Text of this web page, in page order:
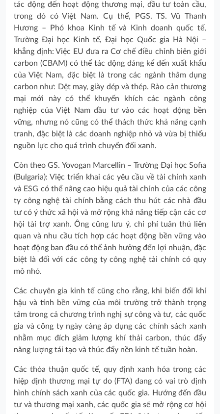
tác động đến hoạt động thương mại, đầu tư toàn cầu,
trong đó có Việt Nam. Cụ thể, PGS. TS. Vũ Thanh
Hương – Phó khoa Kinh tế và Kinh doanh quốc tế,
Trường Đại học Kinh tế, Đại học Quốc gia Hà Nội –
khẳng định: Việc EU đưa ra Cơ chế điều chỉnh biên giới
carbon (CBAM) có thể tác động đáng kể đến xuất khẩu
của Việt Nam, đặc biệt là trong các ngành thâm dụng
carbon như: Dệt may, giày dép và thép. Rào cản thương
mại mới này có thể khuyến khích các ngành công
nghiệp của Việt Nam đầu tư vào các hoạt động bền
vững, nhưng nó cũng có thể thách thức khả năng cạnh
tranh, đặc biệt là các doanh nghiệp nhỏ và vừa bị thiếu
nguồn lực cho quá trình chuyển đổi xanh.
Còn theo GS. Yovogan Marcellin – Trường Đại học Sofia
(Bulgaria): Việc triển khai các yêu cầu về tài chính xanh
và ESG có thể nâng cao hiệu quả tài chính của các công
ty công nghệ tài chính bằng cách thu hút các nhà đầu
tư có ý thức xã hội và mở rộng khả năng tiếp cận các cơ
hội tài trợ xanh. Ông cũng lưu ý, chi phí tuân thủ liên
quan và nhu cầu tích hợp các hoạt động bền vững vào
hoạt động ban đầu có thể ảnh hưởng đến lợi nhuận, đặc
biệt là đối với các công ty công nghệ tài chính có quy
mô nhỏ.
Các chuyên gia kinh tế cũng cho rằng, khi biến đổi khí
hậu và tính bền vững của môi trường trở thành trọng
tâm trong cả chương trình nghị sự công và tư, các quốc
gia và công ty ngày càng áp dụng các chính sách xanh
nhằm mục đích giảm lượng khí thải carbon, thúc đẩy
năng lượng tái tạo và thúc đẩy nền kinh tế tuần hoàn.
Các thỏa thuận quốc tế, quy định xanh hóa trong các
hiệp định thương mại tự do (FTA) đang có vai trò định
hình chính sách xanh của các quốc gia. Hướng đến đầu
tư và thương mại xanh, các quốc gia sẽ mở rộng cơ hội